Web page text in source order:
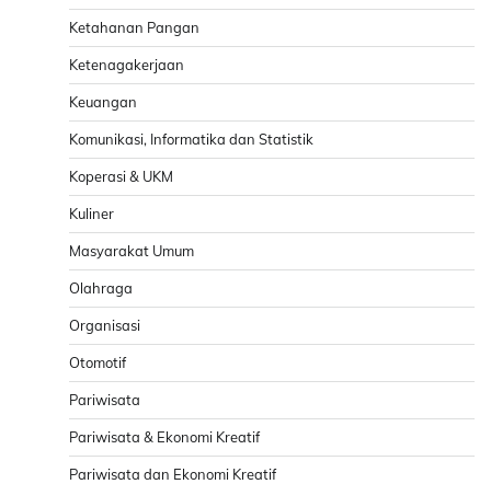
Ketahanan Pangan
Ketenagakerjaan
Keuangan
Komunikasi, Informatika dan Statistik
Koperasi & UKM
Kuliner
Masyarakat Umum
Olahraga
Organisasi
Otomotif
Pariwisata
Pariwisata & Ekonomi Kreatif
Pariwisata dan Ekonomi Kreatif